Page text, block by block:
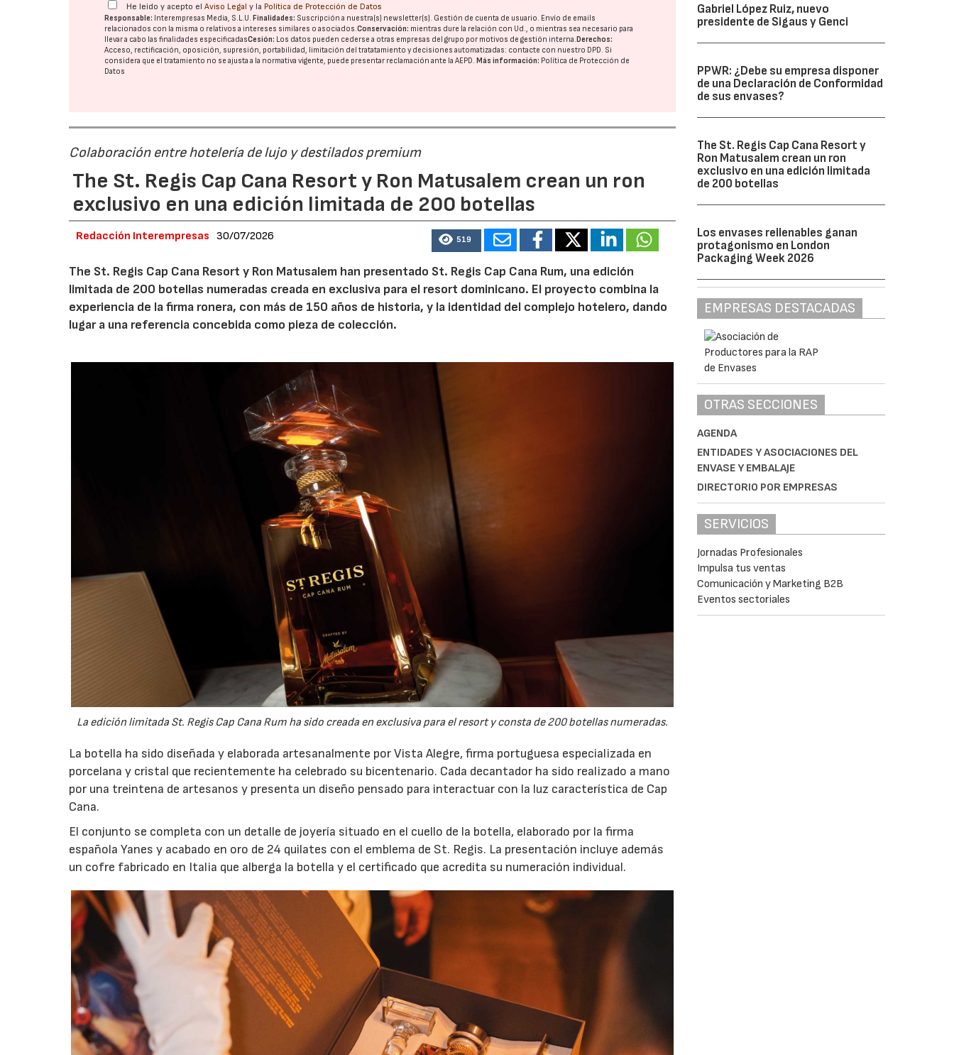
He leído y acepto elAviso Legal y la Política de Protección de Datos
Responsable: Interempresas Media, S.L.U.Finalidades: Suscripción a nuestra(s) newsletter(s). Gestión de cuenta de usuario. Envío de emails
relacionados con la misma o relativos a intereses similares o asociados.Conservación: mientras dure la relación con Ud., o mientras sea necesario para
llevar a cabo las finalidades especificadasCesión: Los datos pueden cederse a otras empresas del grupo por motivos de gestión interna.Derechos:
Acceso, rectificación, oposición, supresión, portabilidad, limitación del tratatamiento y decisiones automatizadas: contacte con nuestro DPD. Si
considera que el tratamiento no se ajusta a la normativa vigente, puede presentar reclamación ante laAEPD.Más información: Política de Protección de
Datos
Colaboración entre hotelería de lujo y destilados premium
The St. Regis Cap Cana Resort y Ron Matusalem crean un ron
exclusivo en una edición limitada de 200 botellas
Redacción Interempresas 30/07/2026 519
The St. Regis Cap Cana Resort y Ron Matusalem han presentado St. Regis Cap Cana Rum, una edición
limitada de 200 botellas numeradas creada en exclusiva para el resort dominicano. El proyecto combina la
experiencia de la firma ronera, con más de 150 años de historia, y la identidad del complejo hotelero, dando
lugar a una referencia concebida como pieza de colección.
La edición limitada St. Regis Cap Cana Rum ha sido creada en exclusiva para el resort y consta de 200 botellas numeradas.
La botella ha sido diseñada y elaborada artesanalmente por Vista Alegre, firma portuguesa especializada en
porcelana y cristal que recientemente ha celebrado su bicentenario. Cada decantador ha sido realizado a mano
por una treintena de artesanos y presenta un diseño pensado para interactuar con la luz característica de Cap
Cana.
El conjunto se completa con un detalle de joyería situado en el cuello de la botella, elaborado por la firma
española Yanes y acabado en oro de 24 quilates con el emblema de St. Regis. La presentación incluye además
un cofre fabricado en Italia que alberga la botella y el certificado que acredita su numeración individual.
Gabriel López Ruiz, nuevo
presidente de Sigaus y Genci
PPWR: ¿Debe su empresa disponer
de una Declaración de Conformidad
de sus envases?
The St. Regis Cap Cana Resort y
Ron Matusalem crean un ron
exclusivo en una edición limitada
de 200 botellas
Los envases rellenables ganan
protagonismo en London
Packaging Week 2026
EMPRESAS DESTACADAS
OTRAS SECCIONES
AGENDA
ENTIDADES Y ASOCIACIONES DEL
ENVASE Y EMBALAJE
DIRECTORIO POR EMPRESAS
SERVICIOS
Jornadas Profesionales
Impulsa tus ventas
Comunicación y Marketing B2B
Eventos sectoriales